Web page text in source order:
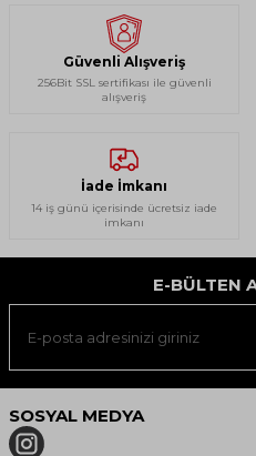
Güvenli Alışveriş
256Bit SSL sertifikası ile güvenli
alışveriş
İade İmkanı
14 iş günü içerisinde ücretsiz iade
imkanı
E-BÜLTEN
SOSYAL MEDYA